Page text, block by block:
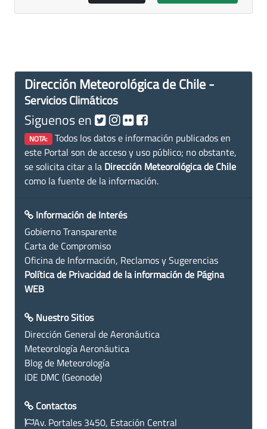
Dirección Meteorológica de Chile -
Servicios Climáticos
Siguenos en
NOTA: Todos los datos e información publicados en
este Portal son de acceso y uso público; no obstante,
se solicita citar a la Dirección Meteorológica de Chile
como la fuente de la información.
Información de Interés
Gobierno Transparente
Carta de Compromiso
Oficina de Información, Reclamos y Sugerencias
Política de Privacidad de la información de Página
WEB
Nuestro Sitios
Dirección General de Aeronáutica
Meteorología Aeronáutica
Blog de Meteorología
IDE DMC (Geonode)
Contactos
Av. Portales 3450, Estación Central